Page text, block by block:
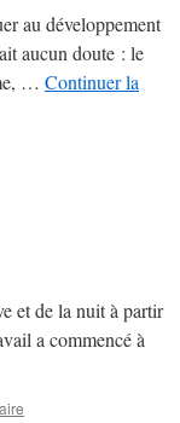
au développement
aucun doute : le
… Continuer la
et de la nuit à partir
a commencé à